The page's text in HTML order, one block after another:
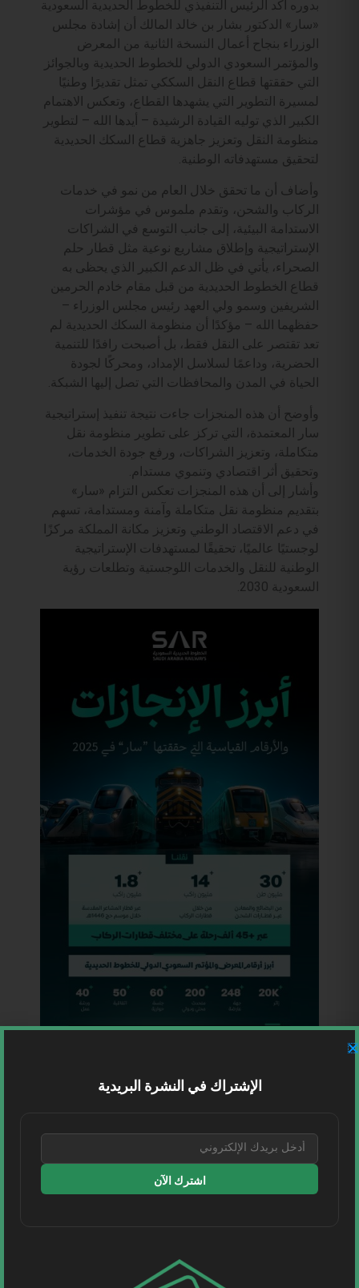
بدوره أكد الرئيس التنفيذي للخطوط الحديدية السعودية
«سار» الدكتور بشار بن خالد المالك أن إشادة مجلس
الوزراء بنجاح أعمال النسخة الثانية من المعرض
والمؤتمر السعودي الدولي للخطوط الحديدية وبالجوائز
التي حققتها قطاع النقل السككي تمثل تقديرًا وطنيًا
لمسيرة التطوير التي يشهدها القطاع، وتعكس الاهتمام
الكبير الذي توليه القيادة الرشيدة – أيدها الله – لتطوير
منظومة النقل وتعزيز جاهزية قطاع السكك الحديدية
لتحقيق مستهدفاته الوطنية.
وأضاف أن ما تحقق خلال العام من نمو في خدمات
الركاب والشحن، وتقدم ملموس في مؤشرات
الاستدامة البيئية، إلى جانب التوسع في الشراكات
الإستراتيجية وإطلاق مشاريع نوعية مثل قطار حلم
الصحراء، يأتي في ظل الدعم الكبير الذي يحظى به
قطاع الخطوط الحديدية من قبل مقام خادم الحرمين
الشريفين وسمو ولي العهد رئيس مجلس الوزراء –
حفظهما الله – مؤكدًا أن منظومة السكك الحديدية لم
تعد تقتصر على النقل فقط، بل أصبحت رافدًا للتنمية
الحضرية، وداعمًا لسلاسل الإمداد، ومحركًا لجودة
الحياة في المدن والمحافظات التي تصل إليها الشبكة.
وأوضح أن هذه المنجزات جاءت نتيجة تنفيذ إستراتيجية
سار المعتمدة، التي تركز على تطوير منظومة نقل
متكاملة، وتعزيز الشراكات، ورفع جودة الخدمات،
وتحقيق أثر اقتصادي وتنموي مستدام.
وأشار إلى أن هذه المنجزات تعكس التزام «سار»
بتقديم منظومة نقل متكاملة وآمنة ومستدامة، تسهم
في دعم الاقتصاد الوطني وتعزيز مكانة المملكة مركزًا
لوجستيًا عالميًا، تحقيقًا لمستهدفات الإستراتيجية
الوطنية للنقل والخدمات اللوجستية وتطلعات رؤية
السعودية 2030.
الإشتراك في النشرة البريدية
اشترك الآن